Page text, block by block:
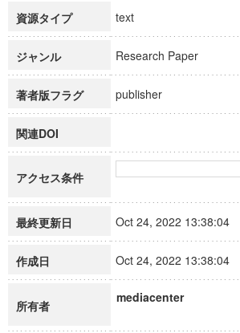
資源タイプ text
ジャンル Research Paper
著者版フラグ publisher
関連DOI
アクセス条件
最終更新日 Oct 24, 2022 13:38:04
作成日 Oct 24, 2022 13:38:04
所有者
mediacenter